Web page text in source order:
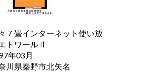
７畳インターネット使い放
トワールⅡ
年03月
川県秦野市北矢名